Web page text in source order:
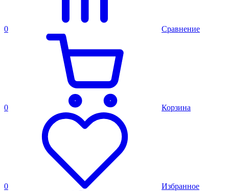
0 Сравнение
0 Корзина
0 Избранное